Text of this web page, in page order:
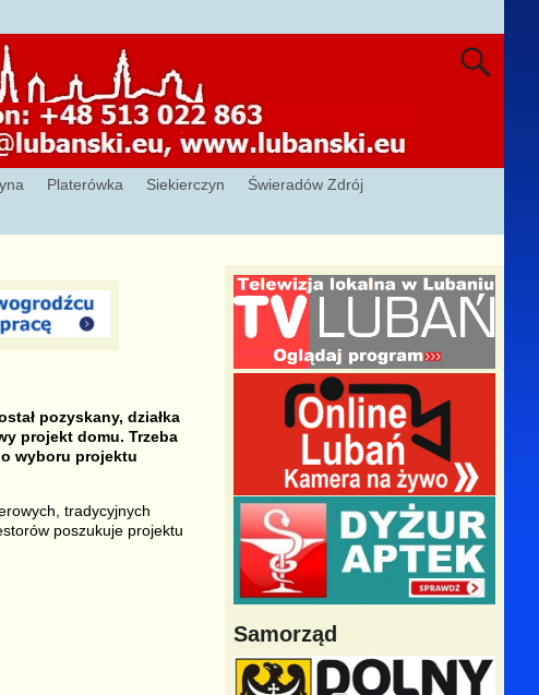
Platerówka Siekierczyn
Świeradów Zdrój
pozyskany, działka
projekt domu. Trzeba
wyboru projektu
tradycyjnych
poszukuje projektu
Samorząd